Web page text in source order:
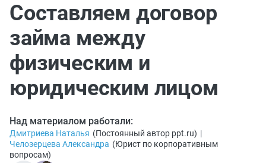
#новости
Составляем договор
займа между
физическим и
юридическим лицом
Над материалом работали:
Дмитриева Наталья (Постоянный автор ppt.ru) |
Челозерцева Александра (Юрист по корпоративным
вопросам)